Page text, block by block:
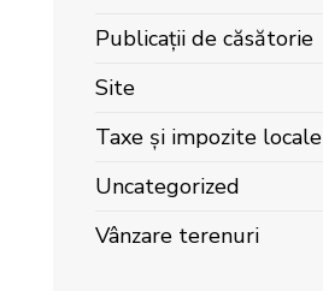
Publicații de căsătorie
Site
Taxe și impozite locale
Uncategorized
Vânzare terenuri